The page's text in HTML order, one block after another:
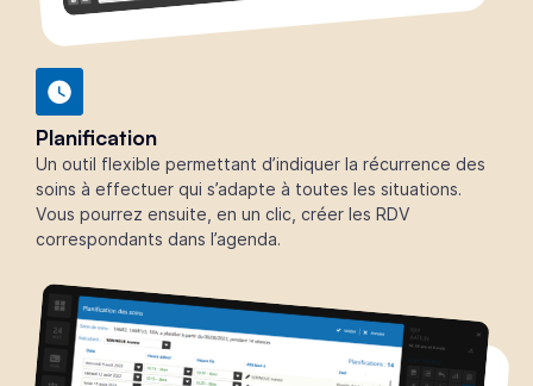
Planification
Un outil flexible permettant d’indiquer la récurrence des
soins à effectuer qui s’adapte à toutes les situations.
Vous pourrez ensuite, en un clic, créer les RDV
correspondants dans l’agenda.